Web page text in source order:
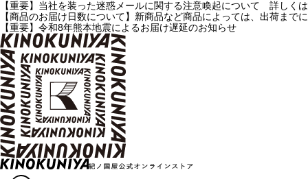
【重要】当社を装った迷惑メールに関する注意喚起について 詳しく
【商品のお届け日数について】新商品など商品によっては、出荷ま
【重要】令和8年熊本地震によるお届け遅延のお知らせ